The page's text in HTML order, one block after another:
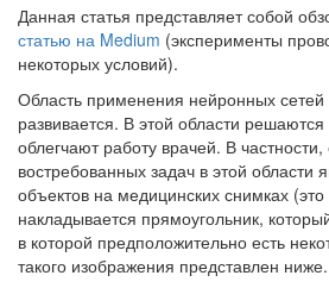
Данная статья представляет собой
статью на Medium (эксперименты
некоторых условий).
Область применения нейронных
развивается. В этой области
облегчают работу врачей. В
востребованных задач в этой области
объектов на медицинских снимках (это
накладывается прямоугольник,
в которой предположительно есть
такого изображения представлен ниже.